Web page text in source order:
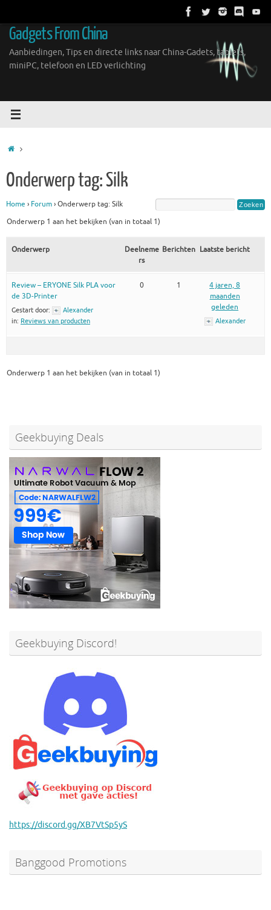
inhoud
Gadgets From China
Aanbiedingen, Tips en directe links naar China-Gadets, tablets,
miniPC, telefoon en LED verlichting
Home
Onderwerp tag: Silk
Home › Forum›Onderwerp tag: Silk
Onderwerp 1 aan het bekijken (van in totaal 1)
Onderwerp
Deelneme
rs
Berichten Laatste bericht
Review – ERYONE Silk PLA voor
de 3D-Printer
Gestart door:
Alexander
in: Reviews van producten
0 1
4 jaren, 8
maanden
geleden
Alexander
Onderwerp 1 aan het bekijken (van in totaal 1)
Geekbuying Deals
Geekbuying Discord!
https://discord.gg/XB7VtSp5yS
Banggood Promotions